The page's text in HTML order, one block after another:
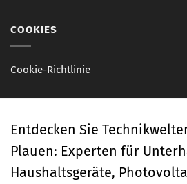
COOKIES
Cookie-Richtlinie
Entdecken Sie
Plauen: Experten für
Haushaltsgeräte,